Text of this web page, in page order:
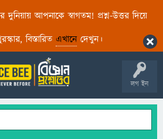
দুনিয়ায় আপনাকে স্বাগতম! প্রশ্ন-উত্তর দিয়ে
বিস্তারিত এখানেদেখুন।
লগ ইন